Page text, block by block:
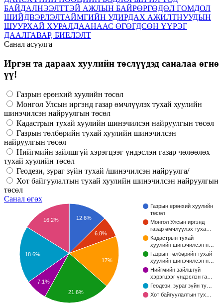
БАЙДАЛНЭЭЛТТЭЙ АЖЛЫН БАЙРӨРГӨДӨЛ ГОМДОЛ
ШИЙДВЭРЛЭЛТАЙМГИЙН УДИРДАХ АЖИЛТНУУДЫН
ШУУРХАЙ ХУРАЛДААНААС ӨГӨГДСӨН ҮҮРЭГ
ДААЛГАВАР, БИЕЛЭЛТ
Санал асуулга
Иргэн та дараах хуулийн төслүүдэд саналаа өгнө
үү!
Газрын ерөнхий хуулийн төсөл
Монгол Улсын иргэнд газар өмчлүүлэх тухай хуулийн
шинэчилсэн найруулгын төсөл
Кадастрын тухай хуулийн шинэчилсэн найруулгын төсөл
Газрын төлбөрийн тухай хуулийн шинэчилсэн
найруулгын төсөл
Нийгмийн зайлшгүй хэрэгцээг үндэслэн газар чөлөөлөх
тухай хуулийн төсөл
Геодези, зураг зүйн тухай /шинэчилсэн найруулга/
Хот байгуулалтын тухай хуулийн шинэчилсэн найруулгын
төсөл
Санал өгөх
Газрын ерөнхий хуулийн
төсөл
Монгол Улсын иргэнд
газар өмчлүүлэх туха…
Кадастрын тухай
хуулийн шинэчилсэн н…
Газрын төлбөрийн тухай
хуулийн шинэчилсэн н…
Нийгмийн зайлшгүй
хэрэгцээг үндэслэн га…
Геодези, зураг зүйн ту…
Хот байгуулалтын тух…
12.6%
6.8%
17%
16.2%
18.6%
7.1%
21.6%